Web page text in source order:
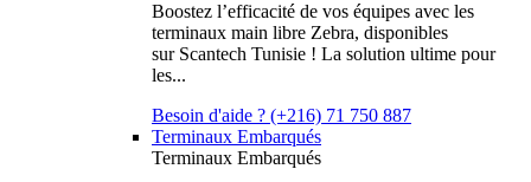
Boostez l’efficacité de vos équipes avec les
terminaux main libre Zebra, disponibles
sur Scantech Tunisie ! La solution ultime pour
les...
Besoin d'aide ? (+216) 71 750 887
Terminaux Embarqués
Terminaux Embarqués